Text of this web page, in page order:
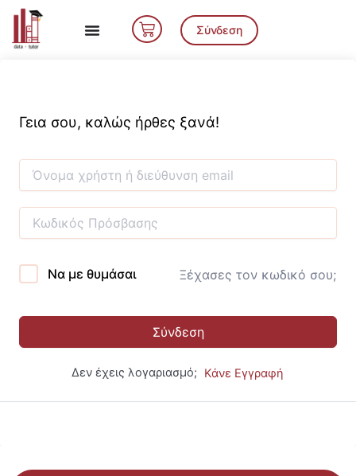
Μετάβαση
περιεχόμενο
Cart Σύνδεση
Γεια σου, καλώς ήρθες ξανά!
Να με θυμάσαι Ξέχασες τον κωδικό σου;
Σύνδεση
Δεν έχεις λογαριασμό; Κάνε Εγγραφή